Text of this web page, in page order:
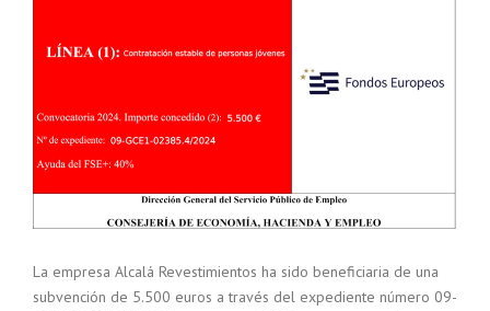
La empresa Alcalá Revestimientos ha sido beneficiaria de una
subvención de 5.500 euros a través del expediente número 09-